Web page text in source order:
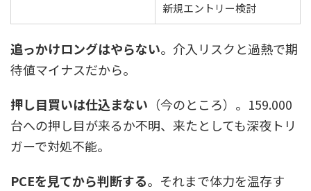
新規エントリー検討
追っかけロングはやらない。介入リスクと過熱で期
待値マイナスだから。
押し目買いは仕込まない （今のところ）。159.000
台への押し目が来るか不明、来たとしても深夜トリ
ガーで対処不能。
PCEを見てから判断する。それまで体力を温存す